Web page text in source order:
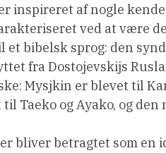
inspireret af nogle
ved at være
bibelsk sprog: den
fra Dostojevskijs
Mysjkin er blevet til
Taeko og Ayako, og den
bliver betragtet som en